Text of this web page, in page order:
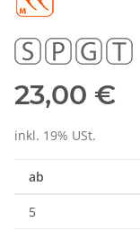
23,00 €
inkl. 19% USt.
ab
5